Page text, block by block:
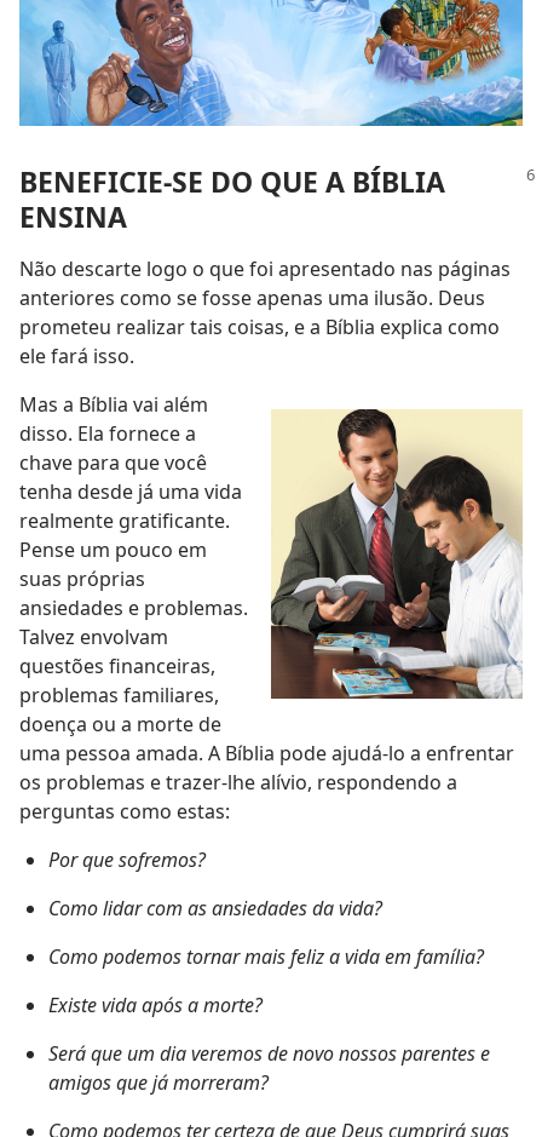
BENEFICIE-SE DO QUE A BÍBLIA
ENSINA
Não descarte logo o que foi apresentado nas páginas
anteriores como se fosse apenas uma ilusão. Deus
prometeu realizar tais coisas, e a Bíblia explica como
ele fará isso.
Mas a Bíblia vai além
disso. Ela fornece a
chave para que você
tenha desde já uma vida
realmente gratificante.
Pense um pouco em
suas próprias
ansiedades e problemas.
Talvez envolvam
questões financeiras,
problemas familiares,
doença ou a morte de
uma pessoa amada. A Bíblia pode ajudá-lo a enfrentar
os problemas e trazer-lhe alívio, respondendo a
perguntas como estas:
Por que sofremos?
Como lidar com as ansiedades da vida?
Como podemos tornar mais feliz a vida em família?
Existe vida após a morte?
Será que um dia veremos de novo nossos parentes e
amigos que já morreram?
Como podemos ter certeza de que Deus cumprirá suas